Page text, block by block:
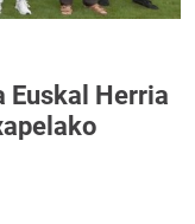
Euskal Herria